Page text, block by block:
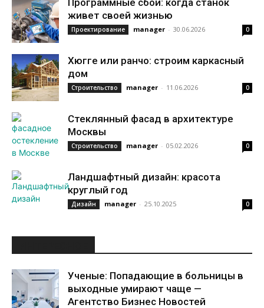
Программные сбои: когда станок
живет своей жизнью
Проектирование manager - 30.06.2026 0
Хюгге или ранчо: строим каркасный
дом
Строительство manager - 11.06.2026 0
Стеклянный фасад в архитектуре
Москвы
Строительство manager - 05.02.2026 0
Ландшафтный дизайн: красота
круглый год
Дизайн manager - 25.10.2025 0
Ученые: Попадающие в больницы в
выходные умирают чаще —
Агентство Бизнес Новостей